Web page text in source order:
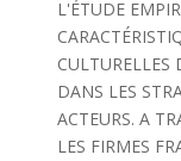
L'ÉTUDE
CULTURELLES
DANS LES
ACTEURS. A
LES FIRMES